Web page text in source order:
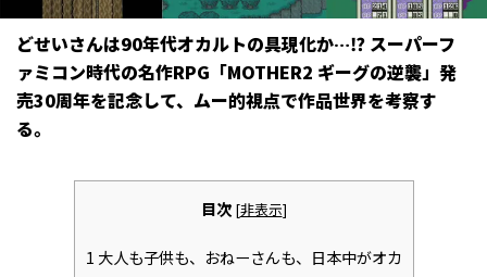
どせいさんは90年代オカルトの具現化か…⁉︎ スーパーフ
ァミコン時代の名作RPG「MOTHER2 ギーグの逆襲」発
売30周年を記念して、ムー的視点で作品世界を考察す
る。
目次 [非表示]
1 大人も子供も、おねーさんも、日本中がオカ